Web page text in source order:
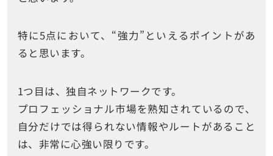
特に5点において、“強力”といえるポイントがあ
ると思います。
1つ目は、独自ネットワークです。
プロフェッショナル市場を熟知されているので、
自分だけでは得られない情報やルートがあること
は、非常に心強い限りです。